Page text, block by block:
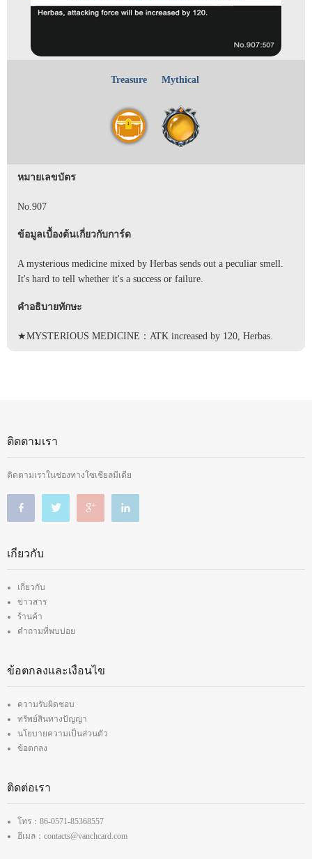
Treasure Mythical
หมายเลขบัตร
No.907
ข้อมูลเบื้องต้นเกี่ยวกับการ์ด
A mysterious medicine mixed by Herbas sends out a peculiar smell.
It's hard to tell whether it's a success or failure.
คำอธิบายทักษะ
★MYSTERIOUS MEDICINE：ATK increased by 120, Herbas.
ติดตามเรา
ติดตามเราในช่องทางโซเชียลมีเดีย
เกี่ยวกับ
เกี่ยวกับ
ข่าวสาร
ร้านค้า
คำถามที่พบบ่อย
ข้อตกลงและเงื่อนไข
ความรับผิดชอบ
ทรัพย์สินทางปัญญา
นโยบายความเป็นส่วนตัว
ข้อตกลง
ติดต่อเรา
โทร：86-0571-85368557
อีเมล：contacts@vanchcard.com